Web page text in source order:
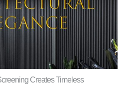
Creates Timeless